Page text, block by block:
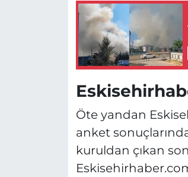
Öte yandan
anket
kuruldan çıkan